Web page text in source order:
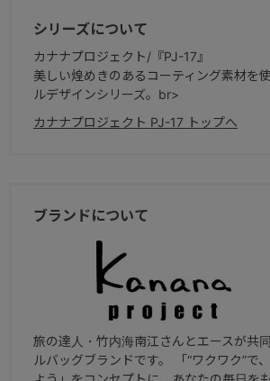
シリーズについて
カナナプロジェクト/『PJ-17』
美しい煌めきのあるコーティング素材を
ルデザインシリーズ。br>
カナナプロジェクト PJ-17 トップへ
ブランドについて
旅の達人・竹内海南江さんとエースが共
ルバッグブランドです。 「“ワクワク”で